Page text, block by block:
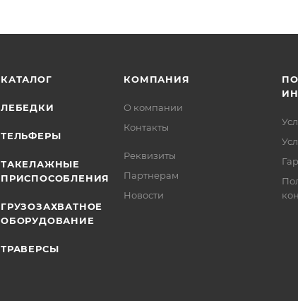
КАТАЛОГ
ЛЕБЕДКИ
ТЕЛЬФЕРЫ
ТАКЕЛАЖНЫЕ
ПРИСПОСОБЛЕНИЯ
ГРУЗОЗАХВАТНОЕ
ОБОРУДОВАНИЕ
ТРАВЕРСЫ
КОМПАНИЯ
О компании
Контакты
Реквизиты
Партнерам
Новости